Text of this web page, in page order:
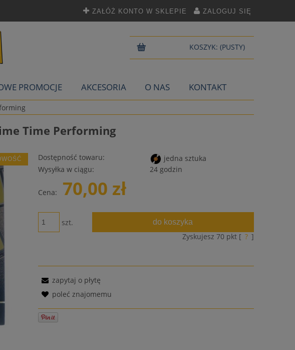
ZAŁÓŻ KONTO W SKLEPIE ZALOGUJ SIĘ
KOSZYK: (PUSTY)
PROMOCJE AKCESORIA O NAS
KONTAKT
Time Performing
Dostępność towaru:
jedna sztuka
Wysyłka w ciągu:
24 godzin
Cena: 70,00 zł
szt. do koszyka
Zyskujesz 70 pkt [ ? ]
zapytaj o płytę
poleć znajomemu